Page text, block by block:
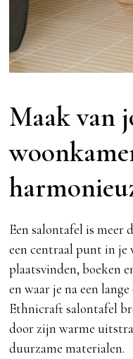
Maak van
Een salontafel is meer
een centraal punt in je
plaatsvinden, boeken
en waar je na een
Ethnicraft salontafel
door zijn warme
duurzame materialen.